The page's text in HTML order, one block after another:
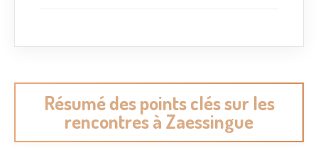
Résumé des points clés sur les
rencontres à Zaessingue